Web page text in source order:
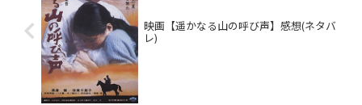
映画【遥かなる山の呼び声】感想(ネタバ
レ)